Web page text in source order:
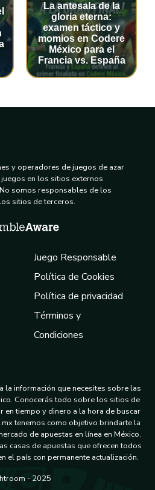
La antesala de la
gloria eterna:
examen táctico y
momios en Codere
México para el
Francia vs. España
y operadores de juegos de azar
en los sitios externos
somos responsables de los
sitios de terceros.
Juego Responsable
Política de Cookies
Política de privacidad
Términos y
Condiciones
la información que necesites sobre las
Conocerás todo sobre los sitios de
en tiempo y dinero a la hora de buscar
tenemos como objetivo brindarte la
de apuestas en línea en México.
casas de apuestas que ofrecen todos
el país con permanente actualización.
- 2025